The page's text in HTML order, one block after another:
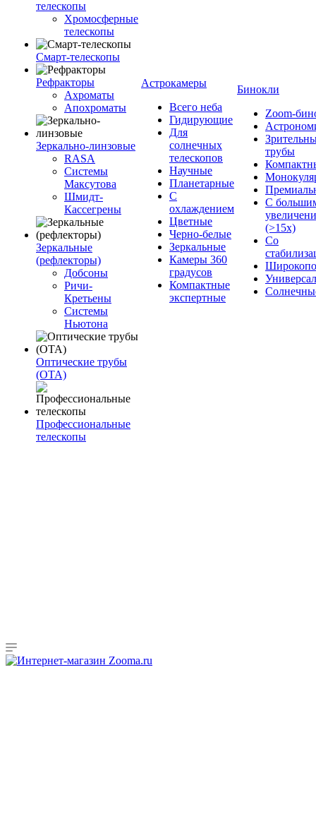
телескопы
Хромосферные
телескопы
Смарт-телескопы
Рефракторы
Ахроматы
Апохроматы
Зеркально-линзовые
RASA
Системы
Максутова
Шмидт-
Кассегрены
Зеркальные
(рефлекторы)
Добсоны
Ричи-
Кретьены
Системы
Ньютона
Оптические трубы
(OTA)
Профессиональные
телескопы
Астрокамеры
Всего неба
Гидирующие
Для
солнечных
телескопов
Научные
Планетарные
С
охлаждением
Цветные
Черно-белые
Зеркальные
Камеры 360
градусов
Компактные
экспертные
Бинокли
Zoom-
трубы
С
(>15x)
Со